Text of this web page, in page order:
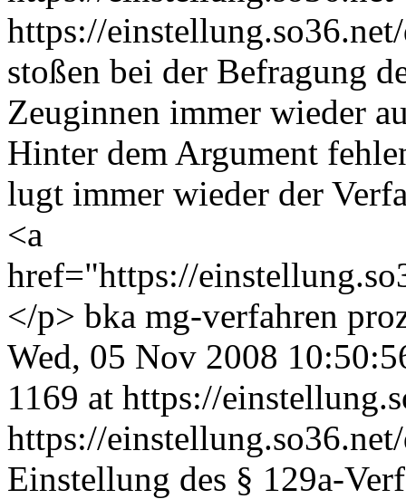
https://
stoßen bei der Befragung
Zeuginnen immer wieder
Hinter dem Argument
lugt immer wieder der
<a
href="https://
</p> bka mg-verfahren
Wed, 05 Nov 2008
1169 at https://
https://
Einstellung des § 129a-